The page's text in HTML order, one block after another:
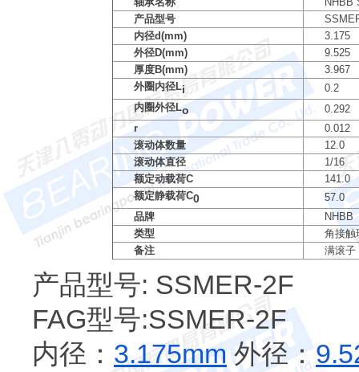
产品型号
内径d(mm)
3.175
外径D(mm)
9.525
厚度B(mm)
3.967
外圈内径Li
0.2
内圈外径Lo
0.292
r
0.012
滚动体数量
12.0
滚动体直径
1/16
额定动载荷C
141.0
额定静载荷C0
57.0
品牌
NHBB
类型
角接触
备注
满滚子
产品型号: SSMER-2F
FAG型号:SSMER-2F
内径： 3.175mm外径：